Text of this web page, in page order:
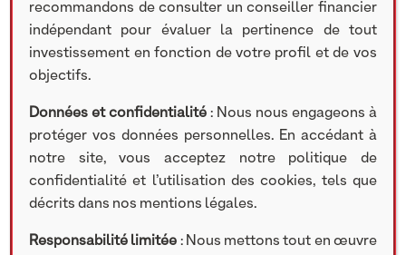
ACTUS
[PAROLES D’ENTREPRENEURS] « La qualité des
équipes et le bon feeling qui s’est dégagé assez
rapidement entre les équipes duGroupe Solstyce
et les équipes deNextStage AM , cela a été
recommandons de consulter un conseiller financier
indépendant pour évaluer la pertinence de tout
investissement en fonction de votre profil et de vos
objectifs.
Données et confidentialité : Nous nous engageons à
protéger vos données personnelles. En accédant à
notre site, vous acceptez notre politique de
confidentialité et l’utilisation des cookies, tels que
décrits dans nos mentions légales.
Responsabilité limitée : Nous mettons tout en œuvre